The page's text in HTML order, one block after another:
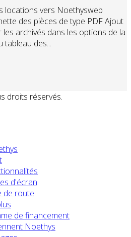
locations vers Noethysweb
des pièces de type PDF Ajout
archivés dans les options de la
tableau des...
droits réservés.
d'écran
de route
de financement
Noethys